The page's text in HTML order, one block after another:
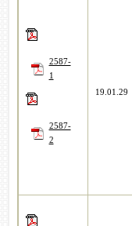
2587-
1
2587-
2
19.01.29